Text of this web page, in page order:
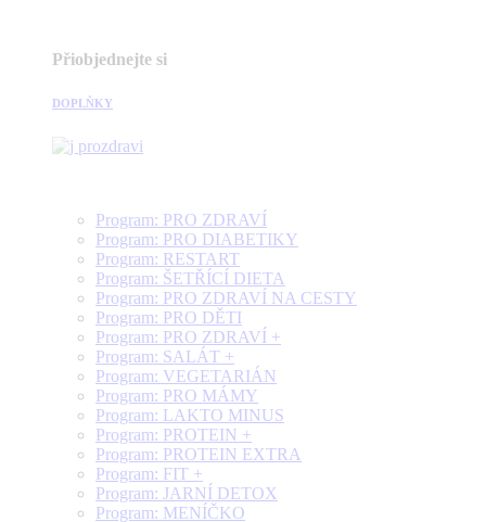
Přiobjednejte si
DOPLŇKY
Program: PRO ZDRAVÍ
Program: PRO DIABETIKY
Program: RESTART
Program: ŠETŘÍCÍ DIETA
Program: PRO ZDRAVÍ NA CESTY
Program: PRO DĚTI
Program: PRO ZDRAVÍ +
Program: SALÁT +
Program: VEGETARIÁN
Program: PRO MÁMY
Program: LAKTO MINUS
Program: PROTEIN +
Program: PROTEIN EXTRA
Program: FIT +
Program: JARNÍ DETOX
Program: MENÍČKO